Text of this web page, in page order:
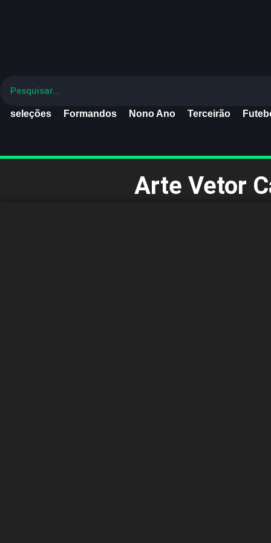
seleções Formandos Nono Ano Terceirão
Arte Vetor